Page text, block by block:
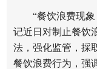
“餐饮浪费现
记近日对制止餐饮
法，强化监管，採
餐饮浪费行为，强